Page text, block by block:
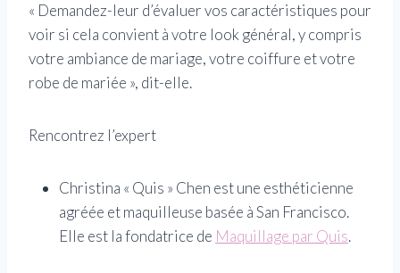
« Demandez-leur d’évaluer vos caractéristiques pour
voir si cela convient à votre look général, y compris
votre ambiance de mariage, votre coiffure et votre
robe de mariée », dit-elle.
Rencontrez l’expert
Christina « Quis » Chen est une esthéticienne
agréée et maquilleuse basée à San Francisco.
Elle est la fondatrice de Maquillage par Quis.